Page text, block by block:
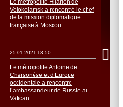
Le métropolite Hilarion de
Volokolamsk a rencontré le chef
de la mission diplomatique
française à Moscou
25.01.2021 13:50
Le métropolite Antoine de
Chersonèse et d’Europe
occidentale a rencontré
l’ambassandeur de Russie au
Vatican